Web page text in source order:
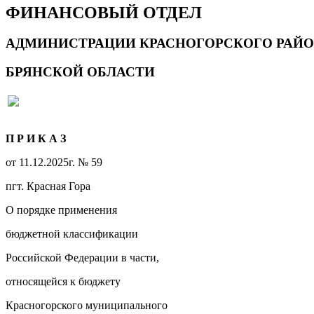
ФИНАНСОВЫЙ ОТДЕЛ
АДМИНИСТРАЦИИ КРАСНОГОРСКОГО
БРЯНСКОЙ ОБЛАСТИ
П Р И К А З
от 11.12.2025г. № 59
пгт. Красная Гора
О порядке применения
бюджетной классификации
Российской Федерации в части,
относящейся к бюджету
Красногорского муниципального